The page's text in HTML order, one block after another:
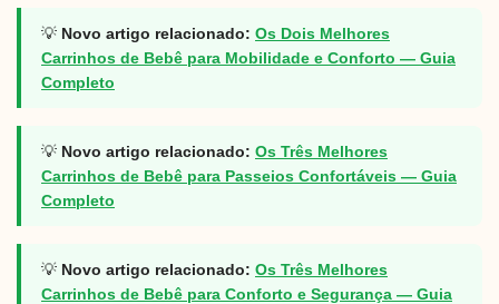
💡 Novo artigo relacionado: Os Dois Melhores
Carrinhos de Bebê para Mobilidade e Conforto — Guia
Completo
💡 Novo artigo relacionado: Os Três Melhores
Carrinhos de Bebê para Passeios Confortáveis — Guia
Completo
💡 Novo artigo relacionado: Os Três Melhores
Carrinhos de Bebê para Conforto e Segurança — Guia